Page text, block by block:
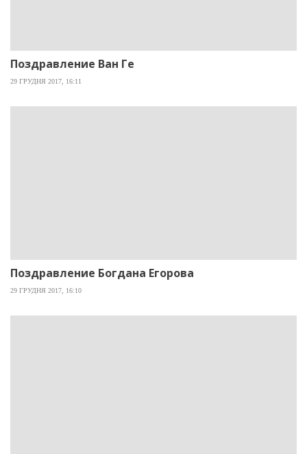
Поздравление Ван Ге
29 ГРУДНЯ 2017, 16:11
Поздравление Богдана Егорова
29 ГРУДНЯ 2017, 16:10